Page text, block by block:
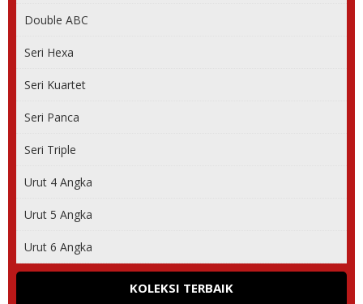
Double ABC
Seri Hexa
Seri Kuartet
Seri Panca
Seri Triple
Urut 4 Angka
Urut 5 Angka
Urut 6 Angka
KOLEKSI TERBAIK